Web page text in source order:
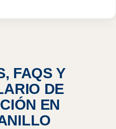
FAQS Y
DE
EN